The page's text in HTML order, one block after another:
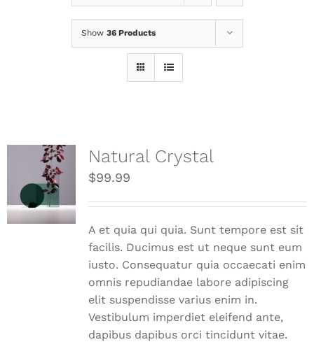
Show 36 Products
Natural Crystal
$99.99
A et quia qui quia. Sunt tempore est sit
facilis. Ducimus est ut neque sunt eum
iusto. Consequatur quia occaecati enim
omnis repudiandae labore adipiscing
elit suspendisse varius enim in.
Vestibulum imperdiet eleifend ante,
dapibus dapibus orci tincidunt vitae.